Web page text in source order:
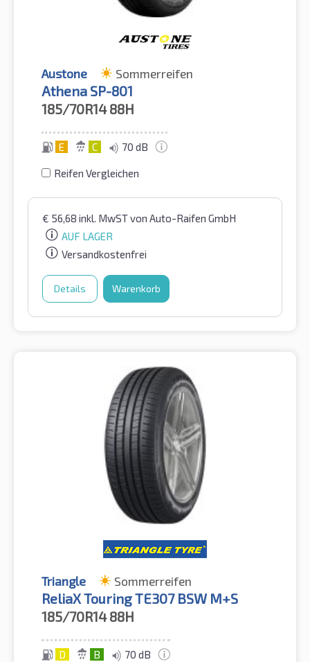
Austone Sommerreifen
Athena SP-801
185/70R14 88H
E C 70 dB
Reifen Vergleichen
€ 56,68 inkl. MwSTvon Auto-Raifen GmbH
AUF LAGER
Versandkostenfrei
Details Warenkorb
Triangle Sommerreifen
ReliaX Touring TE307 BSW M+S
185/70R14 88H
D B 70 dB